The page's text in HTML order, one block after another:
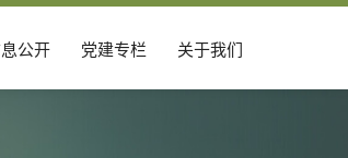
公开 党建专栏 关于我们